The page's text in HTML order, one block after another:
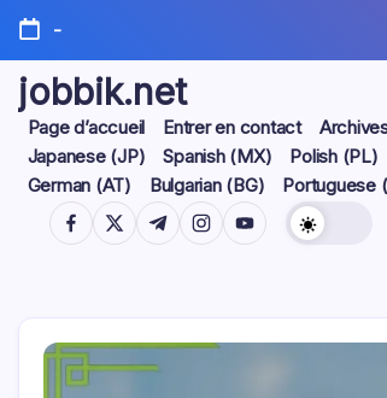
Skip
content
-
jobbik.net
Page d’accueil Entrer en contact
Japanese (JP)
Spanish (MX) Polish (PL)
German (AT)
Bulgarian (BG) Portuguese
https://www.facebook.com/
https://twitter.com/
https://t.me/
https://https://